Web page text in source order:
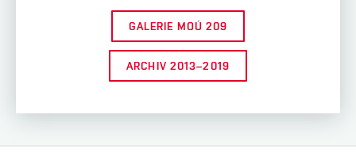
GALERIE MOÚ 209
ARCHIV 2013–2019